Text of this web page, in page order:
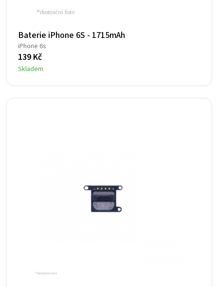
Baterie iPhone 6S - 1715mAh
iPhone 6s
139 Kč
Skladem